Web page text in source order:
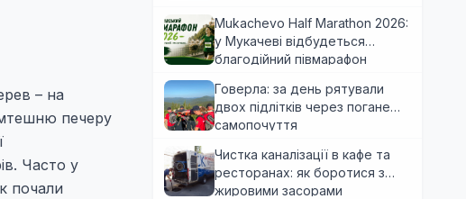
– на
печеру
Часто у
почали
Mukachevo Half Marathon 2026:
у Мукачеві відбудеться
благодійний півмарафон
Говерла: за день рятували
двох підлітків через погане
самопочуття
Чистка каналізації в кафе та
ресторанах: як боротися з
жировими засорами